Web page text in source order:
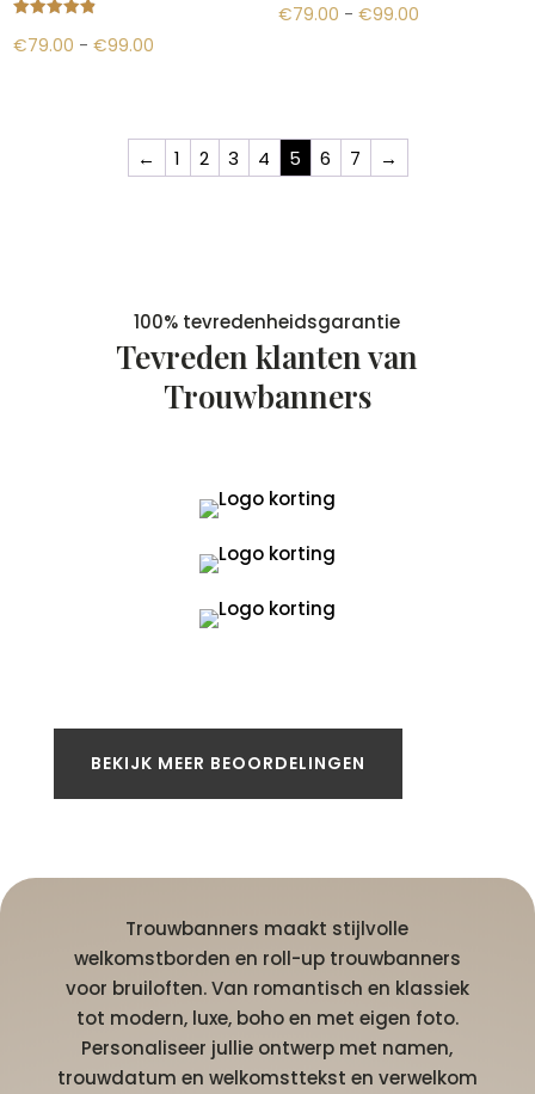
d
4.87
€79.00 - €99.00
€99.00
d
5.00
€79.00 - €99.00Prijsklasse:
← 1 2 3 4 5 6 7 →
100% tevredenheidsgarantie
Tevreden klanten van
Trouwbanners
BEKIJK MEER BEOORDELINGEN
Trouwbanners maakt stijlvolle
welkomstborden en roll-up trouwbanners
voor bruiloften. Van romantisch en klassiek
tot modern, luxe, boho en met eigen foto.
Personaliseer jullie ontwerp met namen,
trouwdatum en welkomsttekst en verwelkom